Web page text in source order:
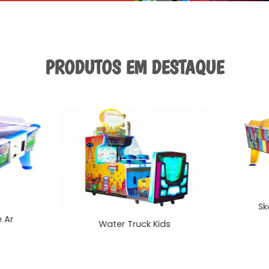
PRODUTOS EM DESTAQUE